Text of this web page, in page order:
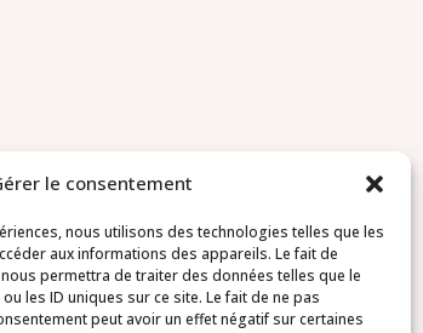
le consentement
nous utilisons des technologies telles que les
aux informations des appareils. Le fait de
permettra de traiter des données telles que le
les ID uniques sur ce site. Le fait de ne pas
peut avoir un effet négatif sur certaines
78 73